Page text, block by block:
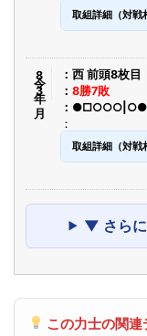
取組詳細（対戦
令8年3月 西 前頭8枚目
8勝7敗
取組詳細（対戦
▼ さらに
この力士の関連